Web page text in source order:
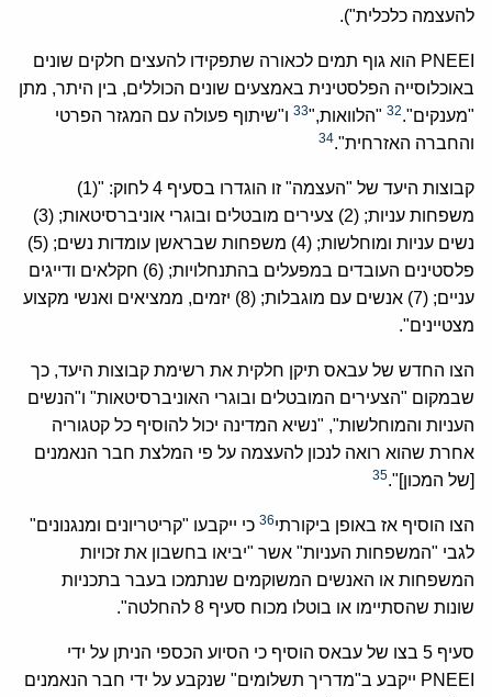
להעצמה כלכלית").
PNEEI הוא גוף תמים לכאורה שתפקידו להעצים חלקים שונים
באוכלוסייה הפלסטינית באמצעים שונים הכוללים, בין היתר, מתן
"מענקים".32 "הלוואות,"33 ו"שיתוף פעולה עם המגזר הפרטי
והחברה האזרחית".34
קבוצות היעד של "העצמה" זו הוגדרו בסעיף 4 לחוק: "(1)
משפחות עניות; (2) צעירים מובטלים ובוגרי אוניברסיטאות; (3)
נשים עניות ומוחלשות; (4) משפחות שבראשן עומדות נשים; (5)
פלסטינים העובדים במפעלים בהתנחלויות; (6) חקלאים ודייגים
עניים; (7) אנשים עם מוגבלות; (8) יזמים, ממציאים ואנשי מקצוע
מצטיינים".
הצו החדש של עבאס תיקן חלקית את רשימת קבוצות היעד, כך
שבמקום "הצעירים המובטלים ובוגרי האוניברסיטאות" ו"הנשים
העניות והמוחלשות", "נשיא המדינה יכול להוסיף כל קטגוריה
אחרת שהוא רואה לנכון להעצמה על פי המלצת חבר הנאמנים
[של המכון]".35
הצו הוסיף אז באופן ביקורתי36 כי ייקבעו "קריטריונים ומנגנונים"
לגבי "המשפחות העניות" אשר "יביאו בחשבון את זכויות
המשפחות או האנשים המשוקמים שנתמכו בעבר בתכניות
שונות שהסתיימו או בוטלו מכוח סעיף 8 להחלטה".
סעיף 5 בצו של עבאס הוסיף כי הסיוע הכספי הניתן על ידי
PNEEI ייקבע ב"מדריך תשלומים" שנקבע על ידי חבר הנאמנים